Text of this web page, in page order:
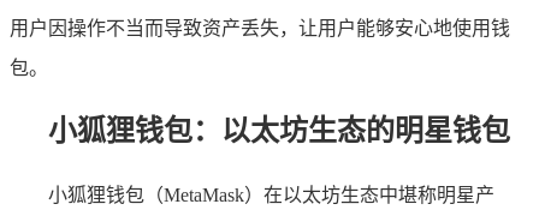
用户因操作不当而导致资产丢失，让用户能够安心地使用钱
包。
小狐狸钱包：以太坊生态的明星钱包
小狐狸钱包（MetaMask）在以太坊生态中堪称明星产